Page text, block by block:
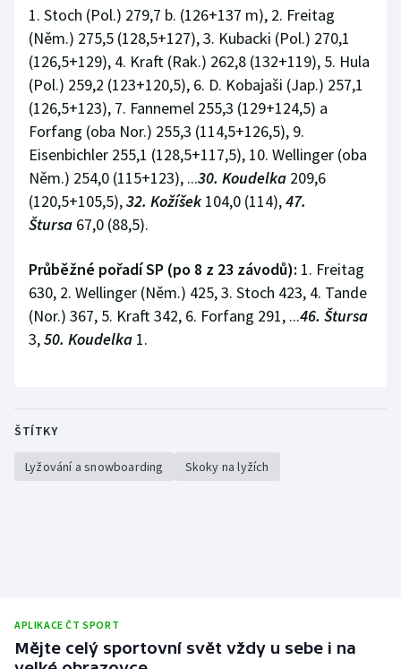
1. Stoch (Pol.) 279,7 b. (126+137 m), 2. Freitag
(Něm.) 275,5 (128,5+127), 3. Kubacki (Pol.) 270,1
(126,5+129), 4. Kraft (Rak.) 262,8 (132+119), 5. Hula
(Pol.) 259,2 (123+120,5), 6. D. Kobajaši (Jap.) 257,1
(126,5+123), 7. Fannemel 255,3 (129+124,5) a
Forfang (oba Nor.) 255,3 (114,5+126,5), 9.
Eisenbichler 255,1 (128,5+117,5), 10. Wellinger (oba
Něm.) 254,0 (115+123), ...30. Koudelka 209,6
(120,5+105,5),32. Kožíšek 104,0 (114),47.
Štursa 67,0 (88,5).
Průběžné pořadí SP (po 8 z 23 závodů): 1. Freitag
630, 2. Wellinger (Něm.) 425, 3. Stoch 423, 4. Tande
(Nor.) 367, 5. Kraft 342, 6. Forfang 291, ...46. Štursa
3,50. Koudelka 1.
ŠTÍTKY
Lyžování a snowboarding Skoky na lyžích
APLIKACE ČT SPORT
Mějte celý sportovní svět vždy u sebe i na